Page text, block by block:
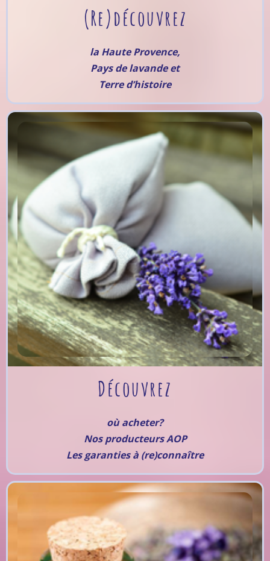
(Re)découvrez
la Haute Provence,
Pays de lavande et
Terre d’histoire
Découvrez
où acheter?
Nos producteurs AOP
Les garanties à (re)connaître